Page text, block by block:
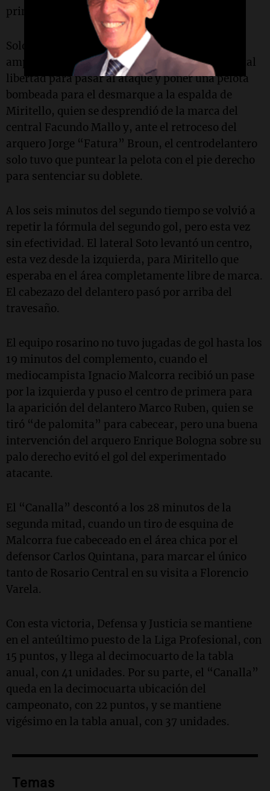
primer gol del partido.
Solo tres minutos después, Defensa y Justicia
amplió la ventaja. El lateral Alexis Soto tuvo total
libertad para pasar al ataque y poner una pelota
bombeada para el desmarque a la espalda de
Miritello, quien se desprendió de la marca del
central Facundo Mallo y, ante el retroceso del
arquero Jorge “Fatura” Broun, el centrodelantero
solo tuvo que puntear la pelota con el pie derecho
para sentenciar su doblete.
A los seis minutos del segundo tiempo se volvió a
repetir la fórmula del segundo gol, pero esta vez
sin efectividad. El lateral Soto levantó un centro,
esta vez desde la izquierda, para Miritello que
esperaba en el área completamente libre de marca.
El cabezazo del delantero pasó por arriba del
travesaño.
El equipo rosarino no tuvo jugadas de gol hasta los
19 minutos del complemento, cuando el
mediocampista Ignacio Malcorra recibió un pase
por la izquierda y puso el centro de primera para
la aparición del delantero Marco Ruben, quien se
tiró “de palomita” para cabecear, pero una buena
intervención del arquero Enrique Bologna sobre su
palo derecho evitó el gol del experimentado
atacante.
El “Canalla” descontó a los 28 minutos de la
segunda mitad, cuando un tiro de esquina de
Malcorra fue cabeceado en el área chica por el
defensor Carlos Quintana, para marcar el único
tanto de Rosario Central en su visita a Florencio
Varela.
Con esta victoria, Defensa y Justicia se mantiene
en el anteúltimo puesto de la Liga Profesional, con
15 puntos, y llega al decimocuarto de la tabla
anual, con 41 unidades. Por su parte, el “Canalla”
queda en la decimocuarta ubicación del
campeonato, con 22 puntos, y se mantiene
vigésimo en la tabla anual, con 37 unidades.
Temas